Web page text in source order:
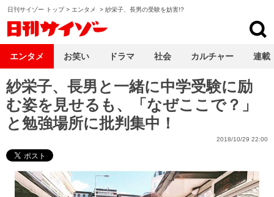
日刊サイゾー トップ> エンタメ > 紗栄子、長男の受験を妨害!?
紗栄子、長男と一緒に中学受験に励
む姿を見せるも、「なぜここで？」
と勉強場所に批判集中！
2018/10/29 22:00
エンタメ お笑い ドラマ 社会 カルチャー 連載